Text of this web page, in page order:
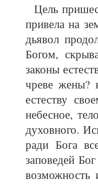
Цель
привела на
дьявол
Богом,
законы
чреве жены?
естеству
небесное,
духовного.
ради Бога
заповедей
возможность